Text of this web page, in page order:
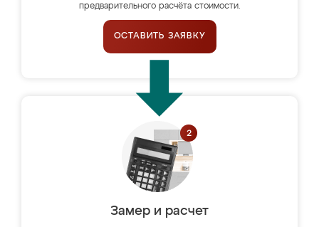
предварительного расчёта стоимости.
ОСТАВИТЬ ЗАЯВКУ
Замер и расчет